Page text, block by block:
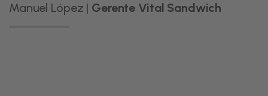
Manuel López | Gerente Vital Sandwich